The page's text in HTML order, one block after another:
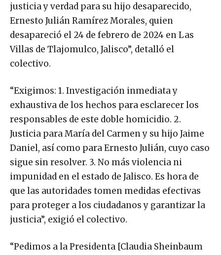
justicia y verdad para su hijo desaparecido,
Ernesto Julián Ramírez Morales, quien
desapareció el 24 de febrero de 2024 en Las
Villas de Tlajomulco, Jalisco”, detalló el
colectivo.
“Exigimos: 1. Investigación inmediata y
exhaustiva de los hechos para esclarecer los
responsables de este doble homicidio. 2.
Justicia para María del Carmen y su hijo Jaime
Daniel, así como para Ernesto Julián, cuyo caso
sigue sin resolver. 3. No más violencia ni
impunidad en el estado de Jalisco. Es hora de
que las autoridades tomen medidas efectivas
para proteger a los ciudadanos y garantizar la
justicia”, exigió el colectivo.
“Pedimos a la Presidenta [Claudia Sheinbaum